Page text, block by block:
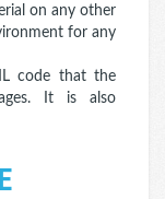
on any other
for any
code that the
It is also